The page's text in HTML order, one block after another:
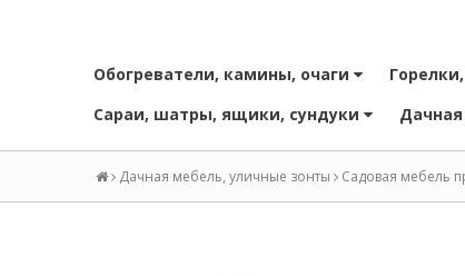
обогреватели, камины, очаги
сараи, шатры, ящики, сундуки
Дачная мебель, уличные зонты Садовая мебель